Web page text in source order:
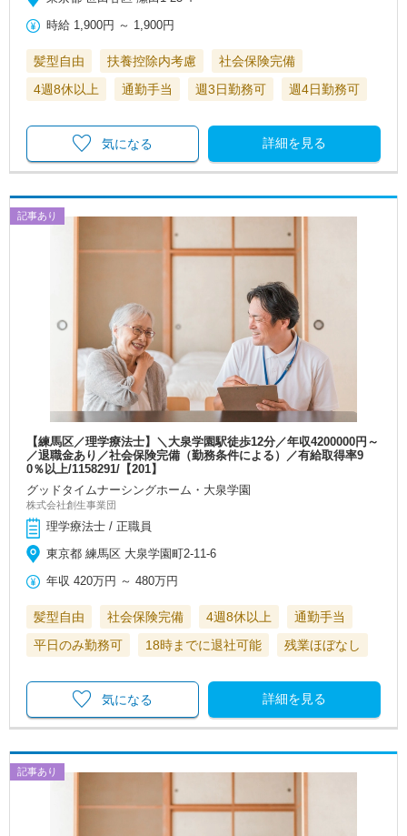
時給 1,900円 ～ 1,900円
髪型自由 扶養控除内考慮
社会保険完備
4週8休以上
通勤手当 週3日勤務可 週4日勤務可
詳細を見る
気になる
記事あり
【練馬区／理学療法士】＼大泉学園駅徒歩12分／年収4200000円～
／退職金あり／社会保険完備（勤務条件による）／有給取得率9
0％以上/1158291/【201】
グッドタイムナーシングホーム・大泉学園
株式会社創生事業団
理学療法士 / 正職員
東京都 練馬区 大泉学園町2-11-6
年収 420万円 ～480万円
髪型自由 社会保険完備 4週8休以上
通勤手当
平日のみ勤務可
18時までに退社可能 残業ほぼなし
詳細を見る
気になる
記事あり